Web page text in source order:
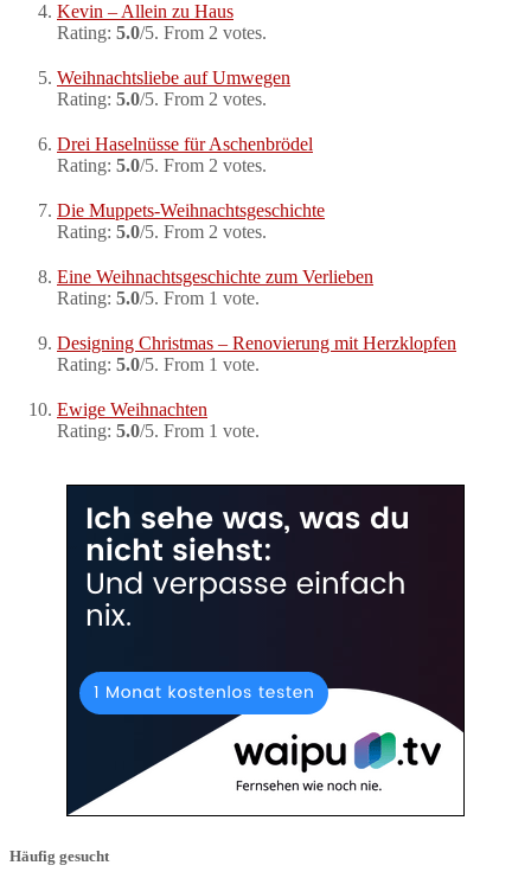
Kevin – Allein zu Haus
Rating: 5.0/5. From 2 votes.
Weihnachtsliebe auf Umwegen
Rating: 5.0/5. From 2 votes.
Drei Haselnüsse für Aschenbrödel
Rating: 5.0/5. From 2 votes.
Die Muppets-Weihnachtsgeschichte
Rating: 5.0/5. From 2 votes.
Eine Weihnachtsgeschichte zum Verlieben
Rating: 5.0/5. From 1 vote.
Designing Christmas – Renovierung mit Herzklopfen
Rating: 5.0/5. From 1 vote.
Ewige Weihnachten
Rating: 5.0/5. From 1 vote.
Häufig gesucht